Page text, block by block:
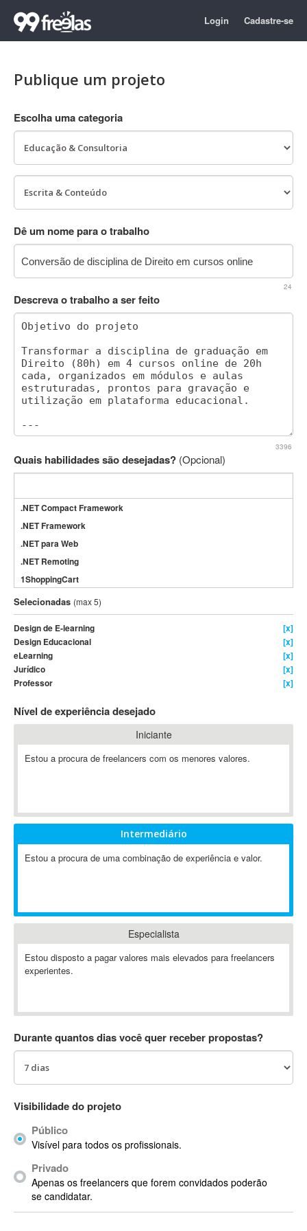
Login Cadastre-se
Publique um projeto
Escolha uma categoria
Dê um nome para o trabalho
24
Descreva o trabalho a ser feito
3396
Quais habilidades são desejadas? (Opcional)
.NET Compact Framework
.NET Framework
.NET para Web
.NET Remoting
1ShoppingCart
3DS Max
3GSM
4D Dimension
802.11
A&P
A-GPS
A2Billing
AAUS Scientific Diver
ABAP
ABIS
Ableton
Ableton Live
Abstract Window Toolkit (AWT)
AC Drives
AC3
ACID Pro
ACPI
ACT
Actian
Actimize
ActionScript
ActionScript 3
Selecionadas (max 5)
Design de E-learning
[x]
Design Educacional
[x]
eLearning
[x]
Jurídico
[x]
Professor
[x]
Nível de experiência desejado
Iniciante
Estou a procura de freelancers com os menores valores.
Intermediário
Estou a procura de uma combinação de experiência e valor.
Especialista
Estou disposto a pagar valores mais elevados para freelancers
experientes.
Durante quantos dias você quer receber propostas?
Visibilidade do projeto
Público
Visível para todos os profissionais.
Privado
Apenas os freelancers que forem convidados poderão
se candidatar.